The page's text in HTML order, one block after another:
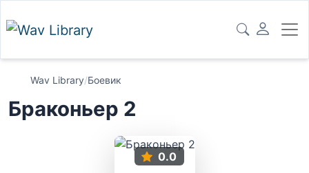
Wav Library/Боевик
Браконьер 2
0.0